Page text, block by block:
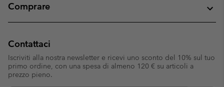
Comprare
Contattaci
Iscriviti alla nostra newsletter e ricevi uno sconto del 10% sul tuo
primo ordine, con una spesa di almeno 120 € su articoli a
prezzo pieno.